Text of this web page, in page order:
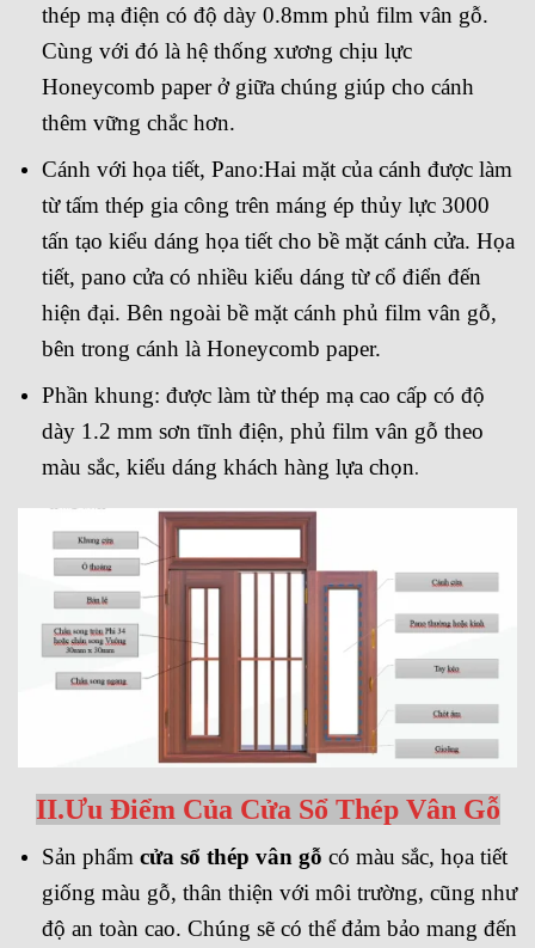
thép mạ điện có độ dày 0.8mm phủ film vân gỗ.
Cùng với đó là hệ thống xương chịu lực
Honeycomb paper ở giữa chúng giúp cho cánh
thêm vững chắc hơn.
Cánh với họa tiết, Pano:Hai mặt của cánh được làm
từ tấm thép gia công trên máng ép thủy lực 3000
tấn tạo kiểu dáng họa tiết cho bề mặt cánh cửa. Họa
tiết, pano cửa có nhiều kiểu dáng từ cổ điển đến
hiện đại. Bên ngoài bề mặt cánh phủ film vân gỗ,
bên trong cánh là Honeycomb paper.
Phần khung: được làm từ thép mạ cao cấp có độ
dày 1.2 mm sơn tĩnh điện, phủ film vân gỗ theo
màu sắc, kiểu dáng khách hàng lựa chọn.
II.Ưu Điểm Của Cửa Sổ Thép Vân Gỗ
Sản phẩm cửa sổ thép vân gỗ có màu sắc, họa tiết
giống màu gỗ, thân thiện với môi trường, cũng như
độ an toàn cao. Chúng sẽ có thể đảm bảo mang đến